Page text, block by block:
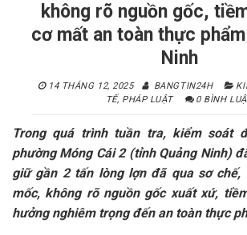
không rõ nguồn gốc,
cơ mất an toàn thực
Ninh
14 THÁNG 12, 2025 BANGTIN24H
TẾ, PHÁP LUẬT 0 BÌNH
Trong quá trình tuần tra, kiểm soát
phường Móng Cái 2 (tỉnh Quảng Ninh)
giữ gần 2 tấn lòng lợn đã qua sơ chế,
mốc, không rõ nguồn gốc xuất xứ,
hưởng nghiêm trọng đến an toàn thực